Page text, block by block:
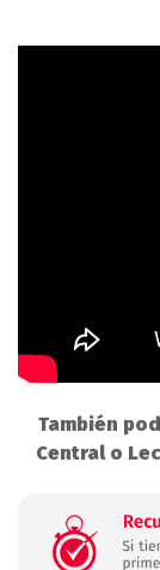
También
Central o